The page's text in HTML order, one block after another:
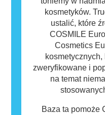
kosmetyków.
ustalić, które
COSMILE
Cosmetics
zweryfikowane i
na temat
Baza ta pomoże